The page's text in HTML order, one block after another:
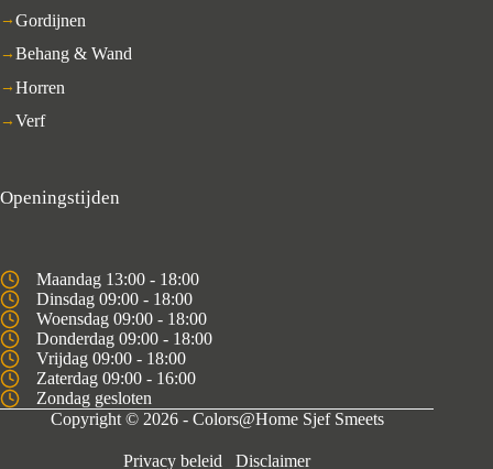
Gordijnen
Behang & Wand
Horren
Verf
Openingstijden
Maandag 13:00 - 18:00
Dinsdag 09:00 - 18:00
Woensdag 09:00 - 18:00
Donderdag 09:00 - 18:00
Vrijdag 09:00 - 18:00
Zaterdag 09:00 - 16:00
Zondag gesloten
Copyright © 2026 - Colors@Home Sjef Smeets
Privacy beleid Disclaimer